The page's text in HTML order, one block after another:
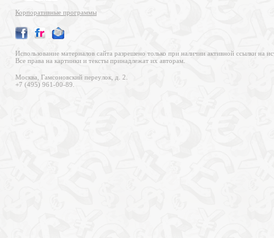
Корпоративные программы
Использование материалов сайта разрешено только при наличии активной ссылки на
Все права на картинки и тексты принадлежат их авторам.
Москва, Гамсоновский переулок, д. 2.
+7 (495) 961-00-89.